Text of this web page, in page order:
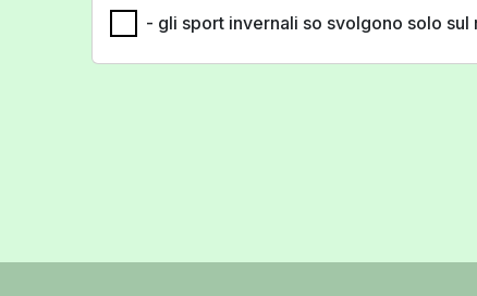
- gli sport invernali so svolgono solo sul